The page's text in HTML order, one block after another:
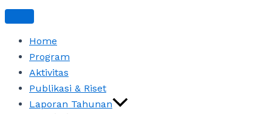
Home
Program
Aktivitas
Publikasi & Riset
Laporan Tahunan